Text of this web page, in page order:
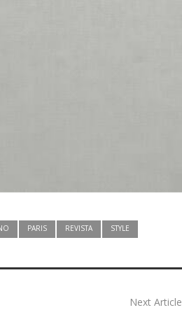
PARIS REVISTA STYLE
Next Article